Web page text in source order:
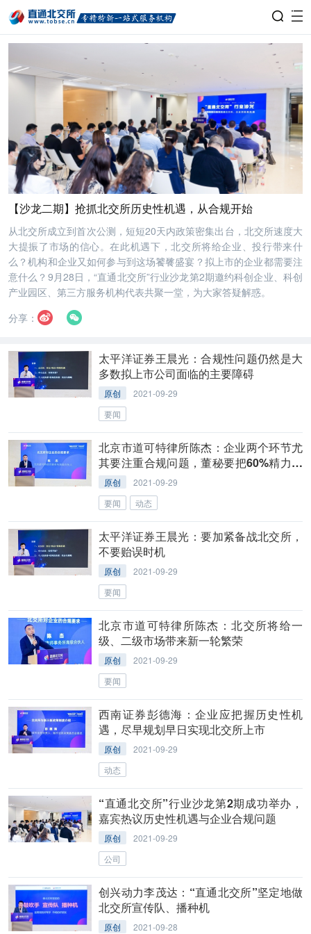
【沙龙二期】抢抓北交所历史性机遇，从合规开始
从北交所成立到首次公测，短短20天内政策密集出台，北交所速度大
大提振了市场的信心。在此机遇下，北交所将给企业、投行带来什
么？机构和企业又如何参与到这场饕餮盛宴？拟上市的企业都需要注
意什么？9月28日，“直通北交所”行业沙龙第2期邀约科创企业、科创
产业园区、第三方服务机构代表共聚一堂，为大家答疑解惑。
分享：
太平洋证券王晨光：合规性问题仍然是大
多数拟上市公司面临的主要障碍
原创
2021-09-29
要闻
北京市道可特律所陈杰：企业两个环节尤
其要注重合规问题，董秘要把60%精力投
入其中
原创
2021-09-29
要闻
动态
太平洋证券王晨光：要加紧备战北交所，
不要贻误时机
原创
2021-09-29
要闻
北京市道可特律所陈杰：北交所将给一
级、二级市场带来新一轮繁荣
原创
2021-09-29
要闻
西南证券彭德海：企业应把握历史性机
遇，尽早规划早日实现北交所上市
原创
2021-09-29
动态
“直通北交所”行业沙龙第2期成功举办，
嘉宾热议历史性机遇与企业合规问题
原创
2021-09-29
公司
创兴动力李茂达：“直通北交所”坚定地做
北交所宣传队、播种机
原创 2021-09-28